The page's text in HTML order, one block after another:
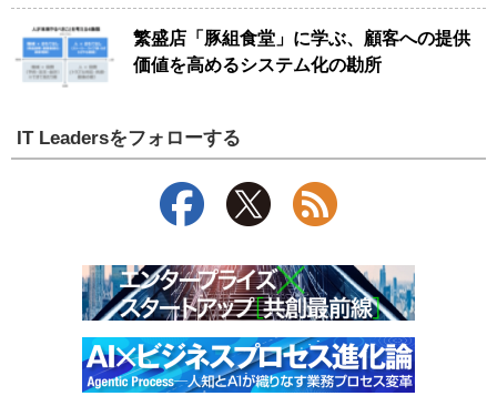
繁盛店「豚組食堂」に学ぶ、顧客への提供
価値を高めるシステム化の勘所
IT Leadersをフォローする